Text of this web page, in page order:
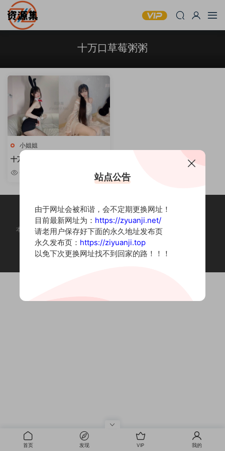
十万口草莓粥粥
小姐姐
十万口草莓粥粥 – 绝美写真资源
合集 [持续更新]
本站为摄影写真图片网站，内容来自网络收集整理，仅作个人学习使用。
如有违法内容请联系删除
Copyright © 2022 资源集
首页 发现 VIP 我的
站点公告
由于网址会被和谐，会不定期更换网址！
目前最新网址为： https://zyuanji.net/
请老用户保存好下面的永久地址发布页
永久发布页： https://ziyuanji.top
以免下次更换网址找不到回家的路！！！